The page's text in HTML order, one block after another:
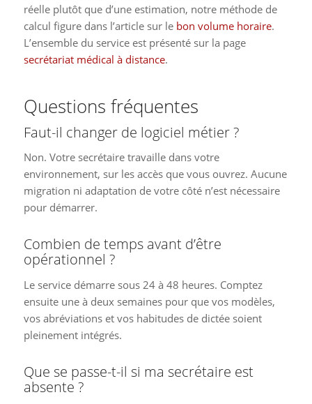
réelle plutôt que d’une estimation, notre méthode de
calcul figure dans l’article sur le bon volume horaire.
L’ensemble du service est présenté sur la page
secrétariat médical à distance.
Questions fréquentes
Faut-il changer de logiciel métier ?
Non. Votre secrétaire travaille dans votre
environnement, sur les accès que vous ouvrez. Aucune
migration ni adaptation de votre côté n’est nécessaire
pour démarrer.
Combien de temps avant d’être
opérationnel ?
Le service démarre sous 24 à 48 heures. Comptez
ensuite une à deux semaines pour que vos modèles,
vos abréviations et vos habitudes de dictée soient
pleinement intégrés.
Que se passe-t-il si ma secrétaire est
absente ?